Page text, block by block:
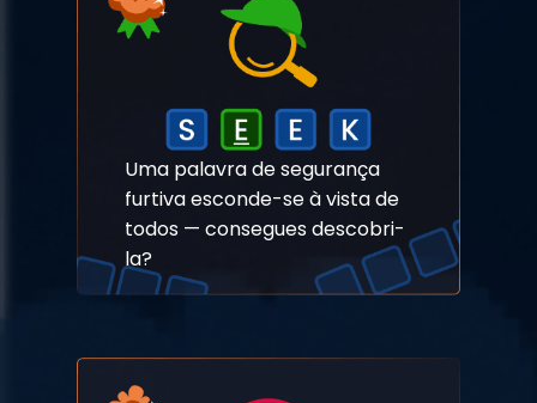
Uma palavra de segurança
furtiva esconde-se à vista de
todos — consegues descobri-
la?